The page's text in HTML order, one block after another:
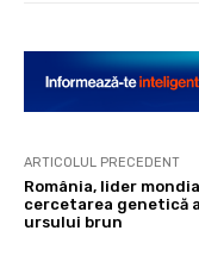
ARTICOLUL PRECEDENT
România, lider
cercetarea genetică a
ursului brun